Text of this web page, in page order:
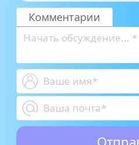
Комментарии